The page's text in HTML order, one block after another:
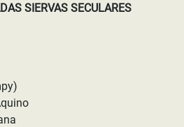
SIERVAS SECULARES